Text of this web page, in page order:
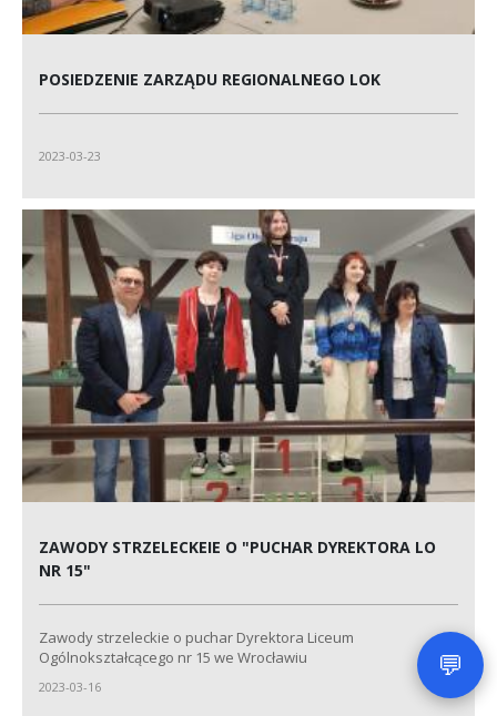
POSIEDZENIE ZARZĄDU REGIONALNEGO LOK
2023-03-23
ZAWODY STRZELECKEIE O "PUCHAR DYREKTORA LO
NR 15"
Zawody strzeleckie o puchar Dyrektora Liceum
Ogólnokształcącego nr 15 we Wrocławiu
2023-03-16
💬